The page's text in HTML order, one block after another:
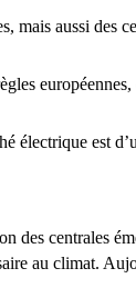
aussi des
est
des centrales
au climat.